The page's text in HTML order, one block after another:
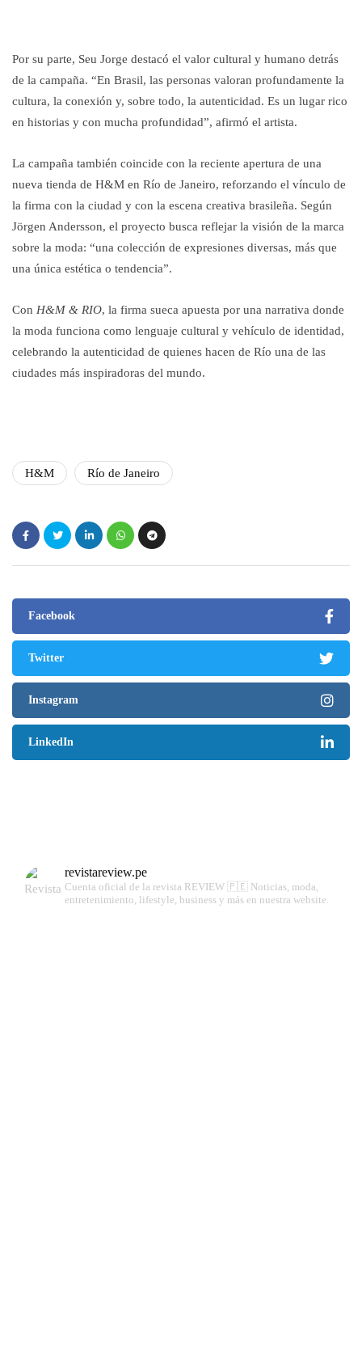
Por su parte, Seu Jorge destacó el valor cultural y humano detrás
de la campaña. “En Brasil, las personas valoran profundamente la
cultura, la conexión y, sobre todo, la autenticidad. Es un lugar rico
en historias y con mucha profundidad”, afirmó el artista.
La campaña también coincide con la reciente apertura de una
nueva tienda de H&M en Río de Janeiro, reforzando el vínculo de
la firma con la ciudad y con la escena creativa brasileña. Según
Jörgen Andersson, el proyecto busca reflejar la visión de la marca
sobre la moda: “una colección de expresiones diversas, más que
una única estética o tendencia”.
Con H&M & RIO, la firma sueca apuesta por una narrativa donde
la moda funciona como lenguaje cultural y vehículo de identidad,
celebrando la autenticidad de quienes hacen de Río una de las
ciudades más inspiradoras del mundo.
H&M Río de Janeiro
Facebook
Twitter
Instagram
LinkedIn
revistareview.pe
Cuenta oficial de la revista REVIEW 🇵🇪 Noticias, moda,
entretenimiento, lifestyle, business y más en nuestra website.